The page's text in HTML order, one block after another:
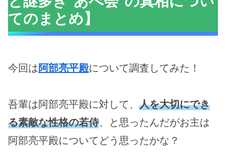
てのまとめ】
今回は阿部亮平殿について調査してみた！
吾輩は阿部亮平殿に対して、 人を大切にでき
る素敵な性格の若侍、と思ったんだがお主は
阿部亮平殿についてどう思ったかな？